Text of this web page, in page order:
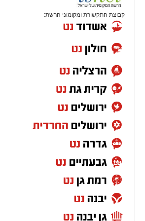
קבוצת התקשורת ומקומוני הרשת: